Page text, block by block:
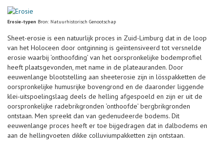
Erosie-typen Bron: Natuurhistorisch Genootschap
Sheet-erosie is een natuurlijk proces in Zuid-Limburg dat in de loop
van het Holoceen door ontginning is geïntensiveerd tot versnelde
erosie waarbij ‘onthoofding’ van het oorspronkelijke bodemprofiel
heeft plaatsgevonden, met name in de plateauranden. Door
eeuwenlange blootstelling aan sheeterosie zijn in lösspakketten de
oorspronkelijke humusrijke bovengrond en de daaronder liggende
klei-uitspoelingslaag deels de helling afgespoeld en zijn er uit de
oorspronkelijke radebrikgronden ‘onthoofde’ bergbrikgronden
ontstaan. Men spreekt dan van gedenudeerde bodems. Dit
eeuwenlange proces heeft er toe bijgedragen dat in dalbodems en
aan de hellingvoeten dikke colluviumpakketten zijn ontstaan.